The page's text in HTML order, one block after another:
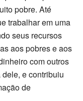
pobre. Até
trabalhar em uma
seus recursos
aos pobres e aos
com outros
e contribuiu
de